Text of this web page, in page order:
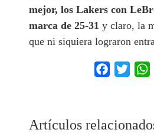
mejor, los Lakers con
marca de 25-31 y claro, la
que ni siquiera lograron
Facebook
Twitter
Artículos